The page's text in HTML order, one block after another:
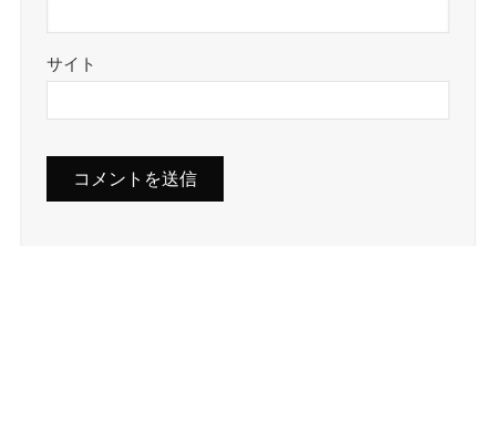
サイト